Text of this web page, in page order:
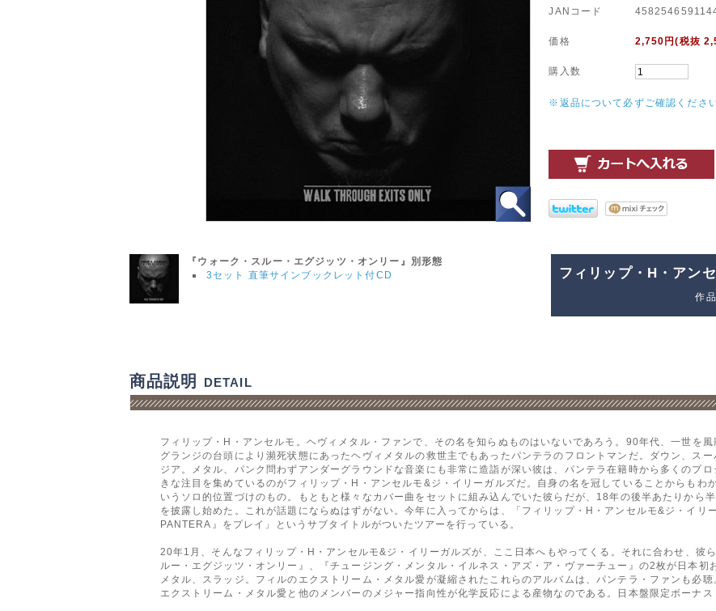
JANコード
価格 2,750円(税抜
購入数
※返品について必ずご確認くださ
『ウォーク・スルー・エグジッツ・オンリー』別形態
3セット 直筆サインブックレット付CD
フィリップ・H・アン
作
商品説明 DETAIL
フィリップ・H・アンセルモ。ヘヴィメタル・ファンで、その名を知らぬものはいないであろう。90年代、一世を
グランジの台頭により瀕死状態にあったヘヴィメタルの救世主でもあったパンテラのフロントマンだ。ダウン、ス
ジア。メタル、パンク問わずアンダーグラウンドな音楽にも非常に造詣が深い彼は、パンテラ在籍時から多くのプ
きな注目を集めているのがフィリップ・H・アンセルモ&ジ・イリーガルズだ。自身の名を冠していることからもわ
いうソロ的位置づけのもの。もともと様々なカバー曲をセットに組み込んでいた彼らだが、18年の後半あたりから
を披露し始めた。これが話題にならぬはずがない。今年に入ってからは、「フィリップ・H・アンセルモ&ジ・イ
PANTERA』をプレイ」というサブタイトルがついたツアーを行っている。
20年1月、そんなフィリップ・H・アンセルモ&ジ・イリーガルズが、ここ日本へもやってくる。それに合わせ、彼
ルー・エグジッツ・オンリー』、『チュージング・メンタル・イルネス・アズ・ア・ヴァーチュー』の2枚が日本初
メタル、スラッジ。フィルのエクストリーム・メタル愛が凝縮されたこれらのアルバムは、パンテラ・ファンも必
エクストリーム・メタル愛と他のメンバーのメジャー指向性が化学反応による産物なのである。日本盤限定ボーナス